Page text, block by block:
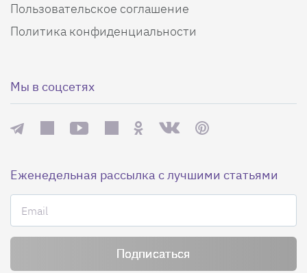
Пользовательское соглашение
Политика конфиденциальности
Мы в соцсетях
Еженедельная рассылка с лучшими статьями